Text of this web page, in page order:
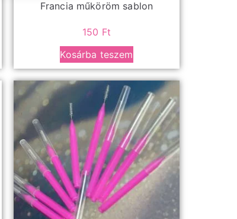
Francia műköröm sablon
150 Ft
Kosárba teszem